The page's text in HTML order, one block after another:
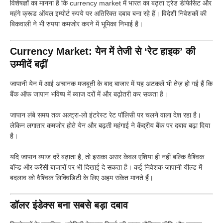
विशेषज्ञों का मानना है कि currency market में भारत का बढ़ता ट्रेड डेफिसिट और
महंगे क्रूड ऑयल इम्पोर्ट रुपये पर अतिरिक्त दबाव बना रहे हैं। विदेशी निवेशकों की
बिकवाली ने भी रुपया कमजोर करने में भूमिका निभाई है।
Currency Market: येन में तेजी से ‘रेट हाइक’ की
उम्मीदें बढ़ीं
जापानी येन में आई अचानक मजबूती के बाद बाजार में यह अटकलें भी तेज़ हो गई हैं कि
बैंक ऑफ जापान भविष्य में ब्याज दरों में और बढ़ोतरी कर सकता है।
जापान लंबे समय तक अल्ट्रा-लो इंटरेस्ट रेट पॉलिसी पर चलने वाला देश रहा है।
लेकिन लगातार कमजोर होते येन और बढ़ती महंगाई ने केंद्रीय बैंक पर दबाव बढ़ा दिया
है।
यदि जापान ब्याज दरें बढ़ाता है, तो इसका असर केवल एशिया ही नहीं बल्कि वैश्विक
बॉन्ड और करेंसी बाजारों पर भी दिखाई दे सकता है। कई निवेशक जापानी यील्ड में
बदलाव को वैश्विक लिक्विडिटी के लिए अहम संकेत मानते हैं।
डॉलर इंडेक्स बना सबसे बड़ा दबाव